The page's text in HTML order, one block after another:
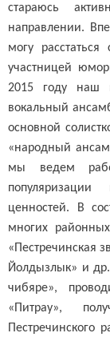
стараюсь
направлении.
могу
участницей
2015 году наш
вокальный
основной
«народный
мы ведем
ценностей. В
многих
«Пестречинская
Йолдызлык» и др.
чибяре»,
«Питрау»,
Пестречинского